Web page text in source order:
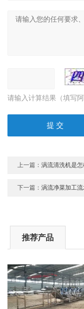
请输入计算结果（填写
上一篇：涡流清洗机是
下一篇：涡流净菜加工
推荐产品